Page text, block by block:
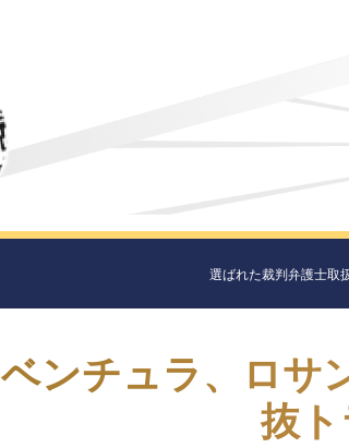
選ばれた裁判弁護士取
ベンチュラ、ロサ
抜